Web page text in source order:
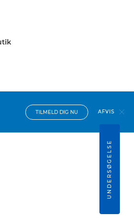
TILMELD DIG NU AFVIS
UNDERSØGELSE